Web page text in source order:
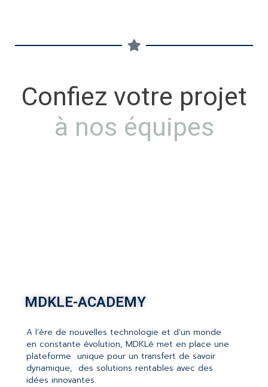
Confiez votre projet
à nos équipes
MDKLE-ACADEMY
A l’ère de nouvelles technologie et d’un monde
en constante évolution, MDKLé met en place une
plateforme unique pour un transfert de savoir
dynamique, des solutions rentables avec des
idées innovantes.